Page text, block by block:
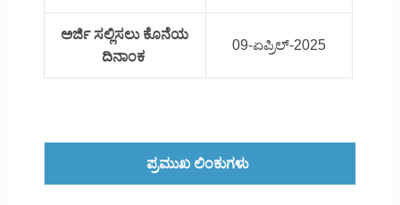
ಅರ್ಜಿ ಸಲ್ಲಿಸಲು ಕೊನೆಯ
ದಿನಾಂಕ
09-ಏಪ್ರಿಲ್-2025
ಪ್ರಮುಖ ಲಿಂಕುಗಳು